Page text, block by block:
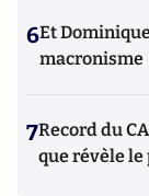
6Et
macronisme
7Record du
que révèle le